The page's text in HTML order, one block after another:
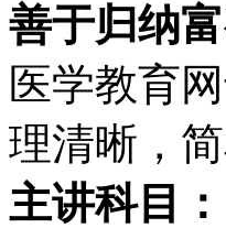
善于归纳
医学教育
理清晰，
主讲科目：